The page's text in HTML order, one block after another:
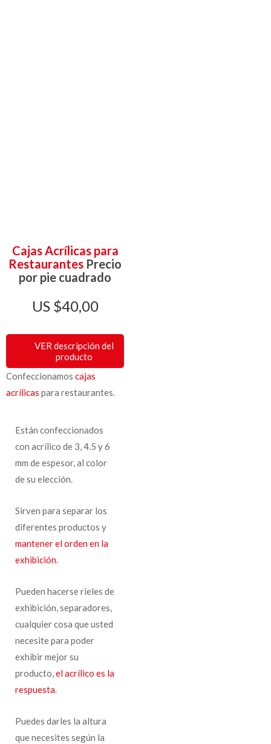
Cajas Acrílicas para
Restaurantes Precio
por pie cuadrado
$40,00
VER descripción del
producto
Confeccionamos cajas
acrílicas para restaurantes.
Están confeccionados
con acrílico de 3, 4.5 y 6
mm de espesor, al color
de su elección.
Sirven para separar los
diferentes productos y
mantener el orden en la
exhibición.
Pueden hacerse rieles de
exhibición, separadores,
cualquier cosa que usted
necesite para poder
exhibir mejor su
producto,el acrílico es la
respuesta.
Puedes darles la altura
que necesites según la